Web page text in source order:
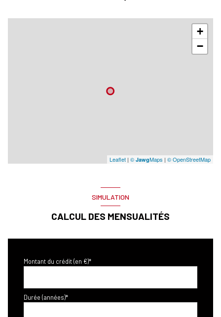
+
−
Leaflet | © JawgMaps | © OpenStreetMap
SIMULATION
CALCUL DES MENSUALITÉS
Montant du crédit (en €)*
Durée (années)*